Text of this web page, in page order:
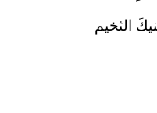
الثخيم